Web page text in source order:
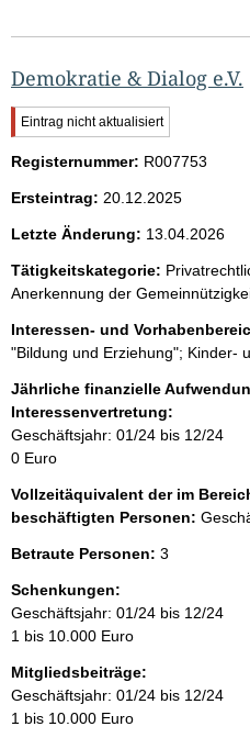
Demokratie & Dialog e.V.
W
i
c
t
g
r
H
n
w
i
s
:
Eintrag nicht aktualisiert
Registernummer: R007753
Ersteintrag: 20.12.2025
Letzte Änderung: 13.04.2026
Tätigkeitskategorie:
Anerkennung der
Interessen- und
"Bildung und Erziehung"; Kinder-
Jährliche finanzielle
Interessenvertretung:
Geschäftsjahr: 01/24 bis 12/24
0 Euro
Vollzeitäquivalent der im
beschäftigten Personen:
Betraute Personen: 3
Schenkungen:
Geschäftsjahr: 01/24 bis 12/24
1 bis 10.000 Euro
Mitgliedsbeiträge:
Geschäftsjahr: 01/24 bis 12/24
1 bis 10.000 Euro